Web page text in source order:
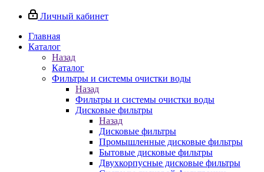
Личный кабинет
Главная
Каталог
Назад
Каталог
Фильтры и системы очистки воды
Назад
Фильтры и системы очистки воды
Дисковые фильтры
Назад
Дисковые фильтры
Промышленные дисковые фильтры
Бытовые дисковые фильтры
Двухкорпусные дисковые фильтры